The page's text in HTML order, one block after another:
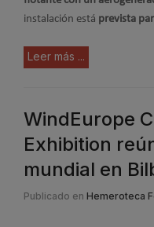
instalación está prevista
Leer más ...
WindEurope
Exhibition
mundial en
Publicado en Hemeroteca